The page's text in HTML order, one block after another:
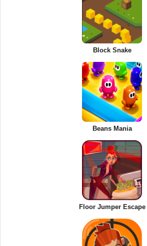
Block Snake
Beans Mania
Floor Jumper Escape